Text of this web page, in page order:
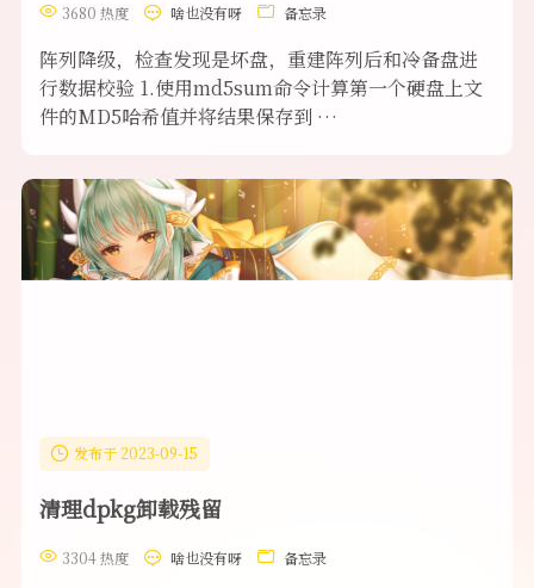
3680 热度 啥也没有呀 备忘录
阵列降级，检查发现是坏盘，重建阵列后和冷备盘进
行数据校验 1.使用md5sum命令计算第一个硬盘上文
件的MD5哈希值并将结果保存到 …
发布于 2023-09-15
清理dpkg卸载残留
3304 热度 啥也没有呀 备忘录